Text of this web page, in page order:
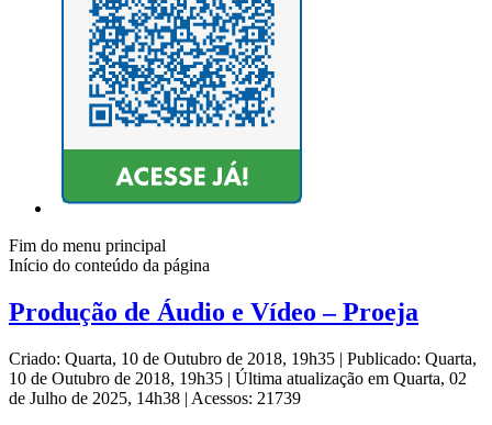
Fim do menu principal
Início do conteúdo da página
Produção de Áudio e Vídeo – Proeja
Criado: Quarta, 10 de Outubro de 2018, 19h35 | Publicado: Quarta,
10 de Outubro de 2018, 19h35 | Última atualização em Quarta, 02
de Julho de 2025, 14h38 | Acessos: 21739